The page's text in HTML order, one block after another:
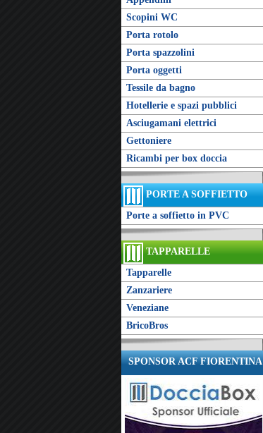
Scopini WC
Porta rotolo
Porta spazzolini
Porta oggetti
Tessile da bagno
Hotellerie e spazi pubblici
Asciugamani elettrici
Gettoniere
Ricambi per box doccia
PORTE A SOFFIETTO
Porte a soffietto in PVC
TAPPARELLE
Tapparelle
Zanzariere
Veneziane
BricoBros
SPONSOR ACF FIORENTINA